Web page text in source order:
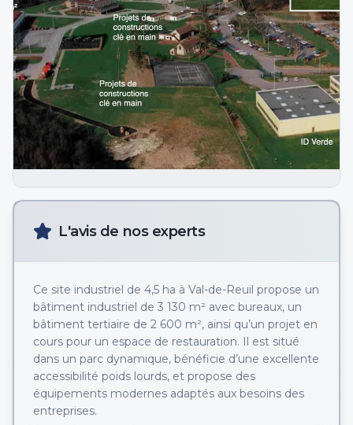
L'avis de nos experts
Ce site industriel de 4,5 ha à Val-de-Reuil propose un
bâtiment industriel de 3 130 m² avec bureaux, un
bâtiment tertiaire de 2 600 m², ainsi qu’un projet en
cours pour un espace de restauration. Il est situé
dans un parc dynamique, bénéficie d’une excellente
accessibilité poids lourds, et propose des
équipements modernes adaptés aux besoins des
entreprises.